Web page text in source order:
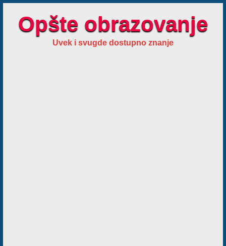
Opšte obrazovanje
Uvek i svugde dostupno znanje